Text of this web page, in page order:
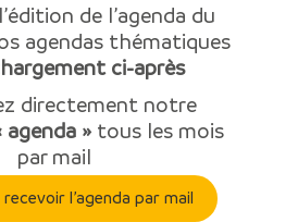
de l’agenda du
agendas thématiques
ci-après
directement notre
» tous les mois
par mail
l’agenda par mail